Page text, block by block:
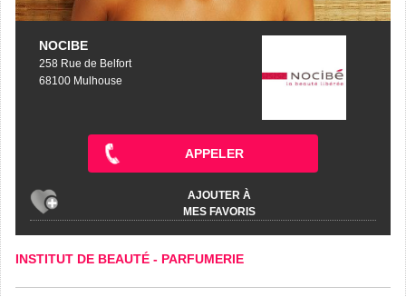
NOCIBE
258 Rue de Belfort
68100 Mulhouse
APPELER
AJOUTER À
MES FAVORIS
INSTITUT DE BEAUTÉ - PARFUMERIE